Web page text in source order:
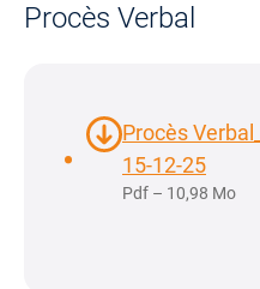
Procès Verbal
Procès
15-12-25
Pdf – 10,98 Mo